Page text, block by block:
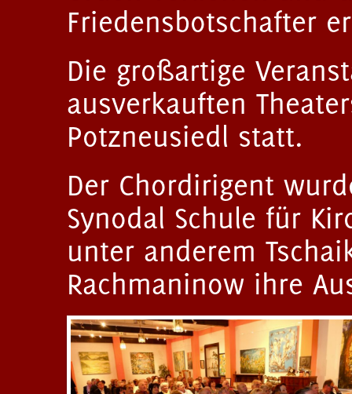
Friedensbotschafter
Die großartige
ausverkauften
Potzneusiedl statt.
Der Chordirigent
Synodal Schule für
unter anderem
Rachmaninow ihre